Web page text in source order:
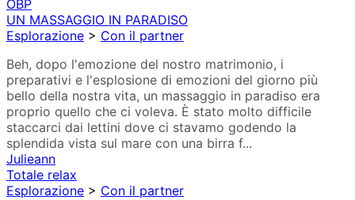
OBP
UN MASSAGGIO IN PARADISO
Esplorazione > Con il partner
Beh, dopo l'emozione del nostro matrimonio, i
preparativi e l'esplosione di emozioni del giorno più
bello della nostra vita, un massaggio in paradiso era
proprio quello che ci voleva. È stato molto difficile
staccarci dai lettini dove ci stavamo godendo la
splendida vista sul mare con una birra f...
Julieann
Totale relax
Esplorazione > Con il partner